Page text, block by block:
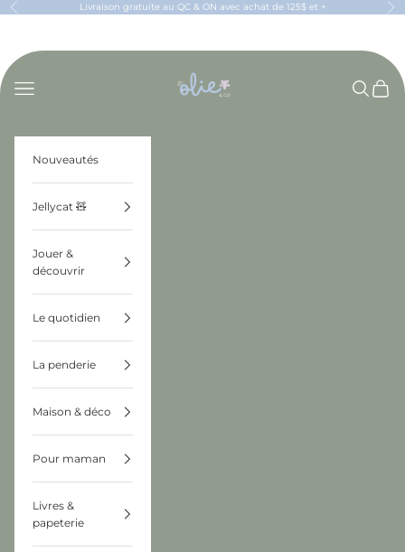
Passer au contenu
Précédent Livraison gratuite au QC & ON avec achat de 125$ et +
Menu
Panier
Nouveautés
Jellycat 🧸
Jouer &
découvrir
Le quotidien
La penderie
Maison & déco
Pour maman
Livres &
papeterie